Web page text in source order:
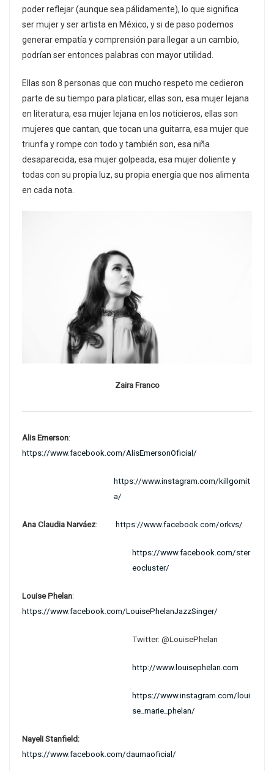
poder reflejar (aunque sea pálidamente), lo que significa
ser mujer y ser artista en México, y si de paso podemos
generar empatía y comprensión para llegar a un cambio,
podrían ser entonces palabras con mayor utilidad.
Ellas son 8 personas que con mucho respeto me cedieron
parte de su tiempo para platicar, ellas son, esa mujer lejana
en literatura, esa mujer lejana en los noticieros, ellas son
mujeres que cantan, que tocan una guitarra, esa mujer que
triunfa y rompe con todo y también son, esa niña
desaparecida, esa mujer golpeada, esa mujer doliente y
todas con su propia luz, su propia energía que nos alimenta
en cada nota.
Zaira Franco
Alis Emerson:
https://www.facebook.com/AlisEmersonOficial/
https://www.instagram.com/killgomit
a/
Ana Claudia Narváez: https://www.facebook.com/orkvs/
https://www.facebook.com/ster
eocluster/
Louise Phelan:
https://www.facebook.com/LouisePhelanJazzSinger/
Twitter: @LouisePhelan
http://www.louisephelan.com
https://www.instagram.com/loui
se_marie_phelan/
Nayeli Stanfield:
https://www.facebook.com/daumaoficial/